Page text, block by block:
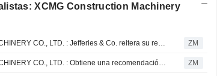
XCMG Construction Machinery
XCMG CONSTRUCTION MACHINERY CO., LTD. : Jefferies & Co. reitera su recomendación de compra ZM
XCMG CONSTRUCTION MACHINERY CO., LTD. : Obtiene una recomendación de compra de Jefferies & Co. ZM